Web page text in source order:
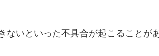
ないといった不具合が起こることが